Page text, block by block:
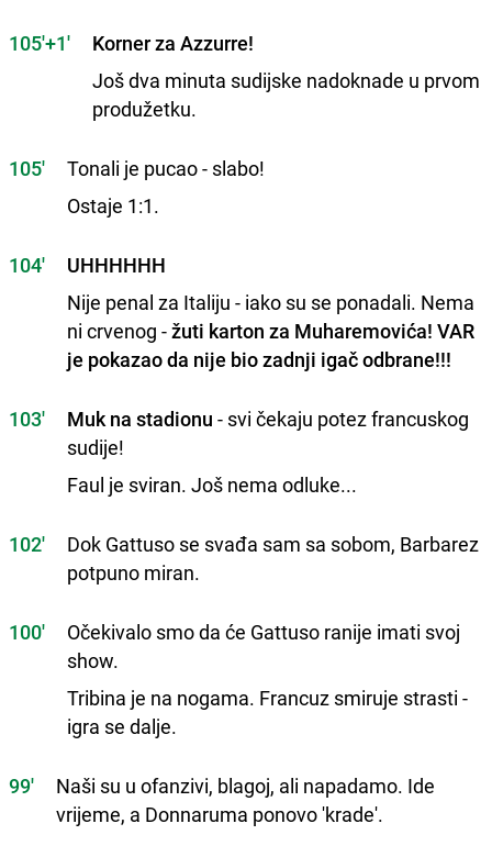
105'+1'
Korner za Azzurre!
Još dva minuta sudijske nadoknade u prvom
produžetku.
105'
Tonali je pucao - slabo!
Ostaje 1:1.
104'
UHHHHHH
Nije penal za Italiju - iako su se ponadali. Nema
ni crvenog -žuti karton za Muharemovića! VAR
je pokazao da nije bio zadnji igač odbrane!!!
103' Muk na stadionu - svi čekaju potez francuskog
sudije!
Faul je sviran. Još nema odluke...
102'
Dok Gattuso se svađa sam sa sobom, Barbarez
potpuno miran.
100'
Očekivalo smo da će Gattuso ranije imati svoj
show.
Tribina je na nogama. Francuz smiruje strasti -
igra se dalje.
99'
Naši su u ofanzivi, blagoj, ali napadamo. Ide
vrijeme, a Donnaruma ponovo 'krade'.